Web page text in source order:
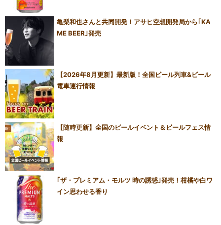
亀梨和也さんと共同開発！アサヒ空想開発局から｢KA
ME BEER｣発売
【2026年8月更新】最新版！全国ビール列車&ビール
電車運行情報
【随時更新】全国のビールイベント＆ビールフェス情
報
｢ザ・プレミアム・モルツ 時の誘惑｣発売！柑橘や白ワ
イン思わせる香り